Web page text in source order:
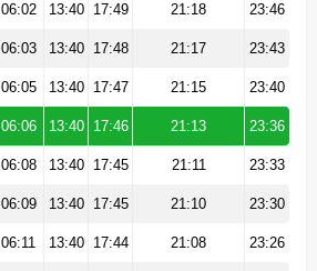
06:02 13:40 17:49 21:18 23:46
06:03 13:40 17:48 21:17 23:43
06:05 13:40 17:47 21:15 23:40
06:06 13:40 17:46 21:13 23:36
06:08 13:40 17:45 21:11 23:33
06:09 13:40 17:45 21:10 23:30
06:11 13:40 17:44 21:08 23:26